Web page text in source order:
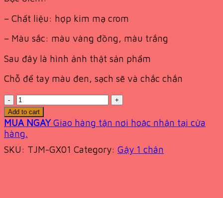
– Chất liệu: hợp kim mạ crom
– Màu sắc: màu vàng đồng, màu trắng
Sau đây là hình ảnh thật sản phẩm
Chỗ để tay màu đen, sạch sẽ và chắc chắn​
Quantity
Add to cart
MUA NGAY Giao hàng tận nơi hoặc nhận tại cửa
hàng.
SKU: TJM-GX01 Category: Gậy 1 chân